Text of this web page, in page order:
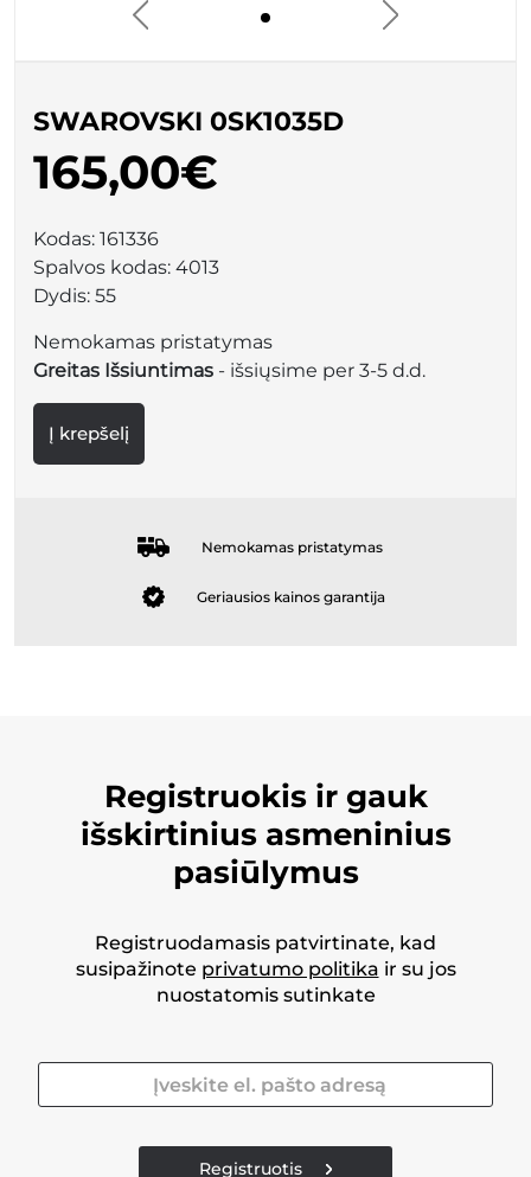
SWAROVSKI 0SK1035D
165,00€
Kodas: 161336
Spalvos kodas: 4013
Dydis: 55
Nemokamas pristatymas
Greitas Išsiuntimas - išsiųsime per 3-5 d.d.
Į krepšelį
Nemokamas pristatymas
Geriausios kainos garantija
Registruokis ir gauk
išskirtinius asmeninius
pasiūlymus
Registruodamasis patvirtinate, kad
susipažinote privatumo politika ir su jos
nuostatomis sutinkate
Registruotis